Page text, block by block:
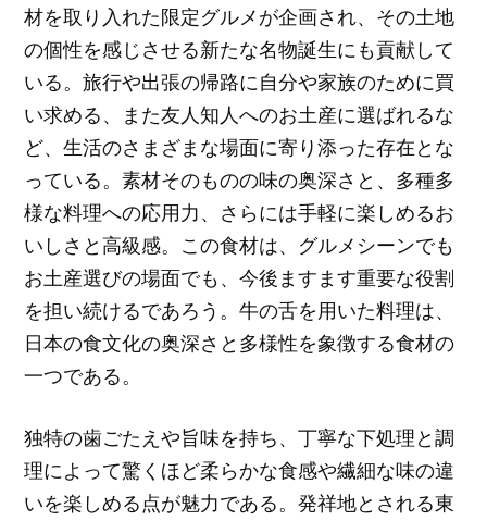
材を取り入れた限定グルメが企画され、その土地
の個性を感じさせる新たな名物誕生にも貢献して
いる。旅行や出張の帰路に自分や家族のために買
い求める、また友人知人へのお土産に選ばれるな
ど、生活のさまざまな場面に寄り添った存在とな
っている。素材そのものの味の奥深さと、多種多
様な料理への応用力、さらには手軽に楽しめるお
いしさと高級感。この食材は、グルメシーンでも
お土産選びの場面でも、今後ますます重要な役割
を担い続けるであろう。牛の舌を用いた料理は、
日本の食文化の奥深さと多様性を象徴する食材の
一つである。
独特の歯ごたえや旨味を持ち、丁寧な下処理と調
理によって驚くほど柔らかな食感や繊細な味の違
いを楽しめる点が魅力である。発祥地とされる東